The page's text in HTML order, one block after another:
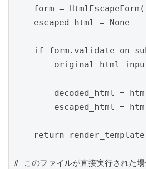
form =
    escaped_html = None
if
decoded_html =
escaped_html =
return
# このファイルが直接実行された